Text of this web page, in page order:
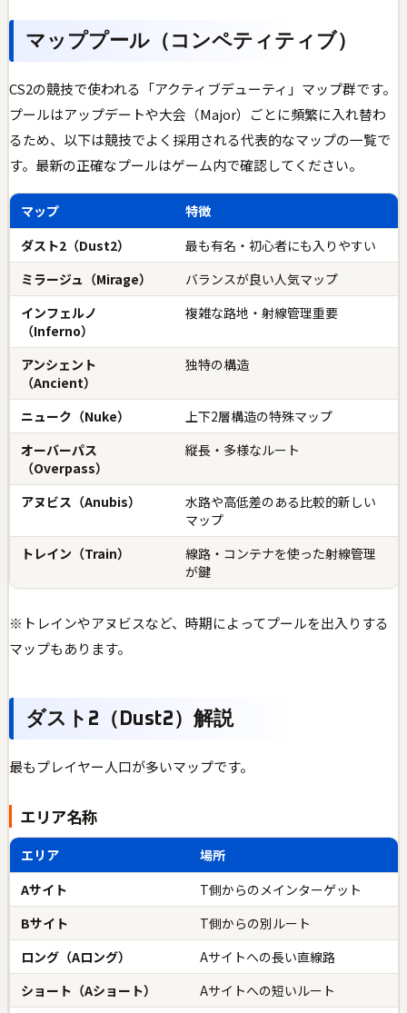
マッププール（コンペティティブ）
CS2の競技で使われる「アクティブデューティ」マップ群です。
プールはアップデートや大会（Major）ごとに頻繁に入れ替わ
るため、以下は競技でよく採用される代表的なマップの一覧で
す。最新の正確なプールはゲーム内で確認してください。
マップ
特徴
ダスト2（Dust2）
最も有名・初心者にも入りやすい
ミラージュ（Mirage）
バランスが良い人気マップ
インフェルノ
（Inferno）
複雑な路地・射線管理重要
アンシェント
（Ancient）
独特の構造
ニューク（Nuke）
上下2層構造の特殊マップ
オーバーパス
（Overpass）
縦長・多様なルート
アヌビス（Anubis）
水路や高低差のある比較的新しい
マップ
トレイン（Train）
線路・コンテナを使った射線管理
が鍵
※トレインやアヌビスなど、時期によってプールを出入りする
マップもあります。
ダスト2（Dust2）解説
最もプレイヤー人口が多いマップです。
エリア名称
エリア
場所
Aサイト
T側からのメインターゲット
Bサイト
T側からの別ルート
ロング（Aロング）
Aサイトへの長い直線路
ショート（Aショート）
Aサイトへの短いルート